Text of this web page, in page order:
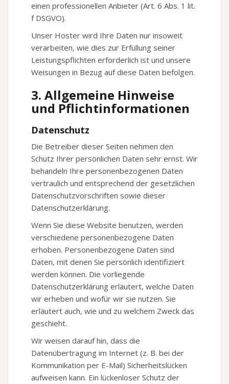
einen professionellen Anbieter (Art. 6 Abs. 1 lit.
f DSGVO).
Unser Hoster wird Ihre Daten nur insoweit
verarbeiten, wie dies zur Erfüllung seiner
Leistungspflichten erforderlich ist und unsere
Weisungen in Bezug auf diese Daten befolgen.
3. Allgemeine Hinweise
und Pflicht­informationen
Datenschutz
Die Betreiber dieser Seiten nehmen den
Schutz Ihrer persönlichen Daten sehr ernst. Wir
behandeln Ihre personenbezogenen Daten
vertraulich und entsprechend der gesetzlichen
Datenschutzvorschriften sowie dieser
Datenschutzerklärung.
Wenn Sie diese Website benutzen, werden
verschiedene personenbezogene Daten
erhoben. Personenbezogene Daten sind
Daten, mit denen Sie persönlich identifiziert
werden können. Die vorliegende
Datenschutzerklärung erläutert, welche Daten
wir erheben und wofür wir sie nutzen. Sie
erläutert auch, wie und zu welchem Zweck das
geschieht.
Wir weisen darauf hin, dass die
Datenübertragung im Internet (z. B. bei der
Kommunikation per E-Mail) Sicherheitslücken
aufweisen kann. Ein lückenloser Schutz der